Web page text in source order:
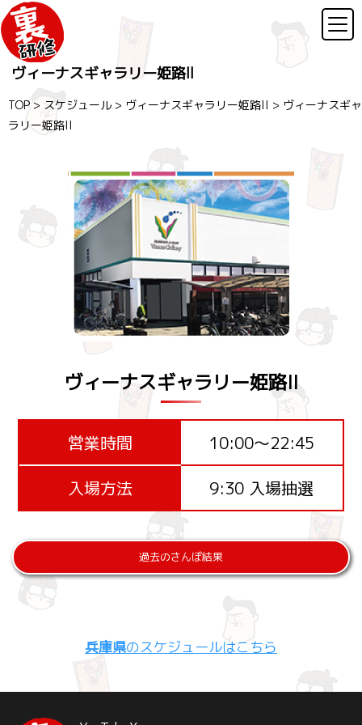
ヴィーナスギャラリー姫路II
TOP > スケジュール > ヴィーナスギャラリー姫路II > ヴィーナスギャ
ラリー姫路II
ヴィーナスギャラリー姫路II
営業時間
10:00～22:45
入場方法
9:30 入場抽選
過去のさんぽ結果
兵庫県のスケジュールはこちら